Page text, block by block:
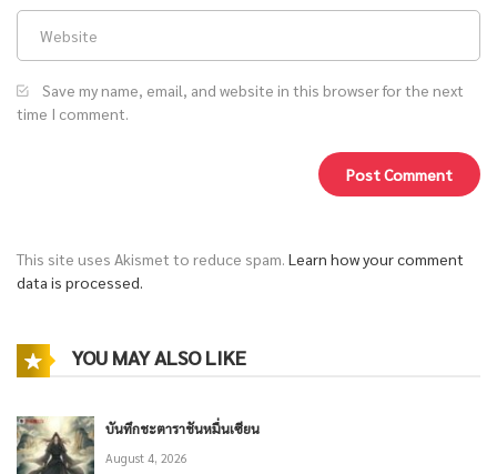
Save my name, email, and website in this browser for the next
time I comment.
This site uses Akismet to reduce spam. Learn how your comment
data is processed.
YOU MAY ALSO LIKE
บันทึกชะตาราชันหมื่นเซียน
August 4, 2026